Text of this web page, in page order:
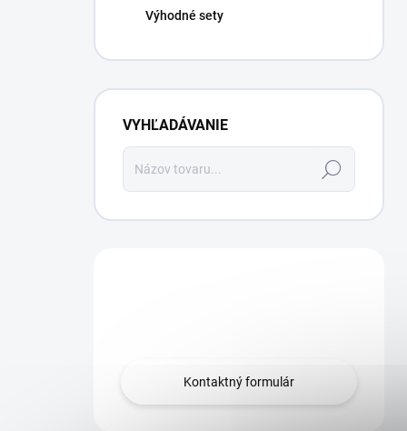
Výhodné sety
VYHĽADÁVANIE
Hľadať
Kontaktný formulár